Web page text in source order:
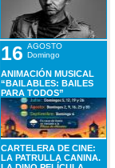
16 AGOSTO
Domingo
ANIMACIÓN MUSICAL
“BAILABLES: BAILES
PARA TODOS”
CARTELERA DE CINE:
LA PATRULLA CANINA.